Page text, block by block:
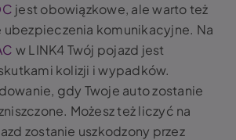
jest obowiązkowe, ale warto też
komunikacyjne. Na
w LINK4 Twój pojazd jest
kolizji i wypadków.
gdy Twoje auto zostanie
Możesz też liczyć na
zostanie uszkodzony przez